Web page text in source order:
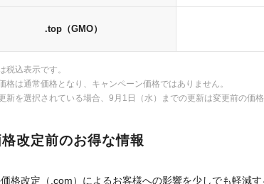
.top（GMO）
税込表示です。
格は通常価格となり、キャンペーン価格ではありません。
新を選択されている場合、9月1日（水）までの更新は変更前の価
改定前のお得な情報
格改定（.com）によるお客様への影響を少しでも軽減